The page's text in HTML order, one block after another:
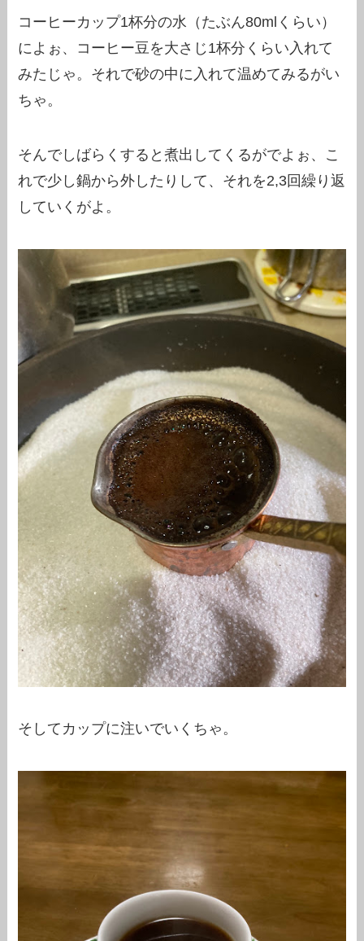
コーヒーカップ1杯分の水（たぶん80mlくらい）
によぉ、コーヒー豆を大さじ1杯分くらい入れて
みたじゃ。それで砂の中に入れて温めてみるがい
ちゃ。
そんでしばらくすると煮出してくるがでよぉ、こ
れで少し鍋から外したりして、それを2,3回繰り返
していくがよ。
そしてカップに注いでいくちゃ。